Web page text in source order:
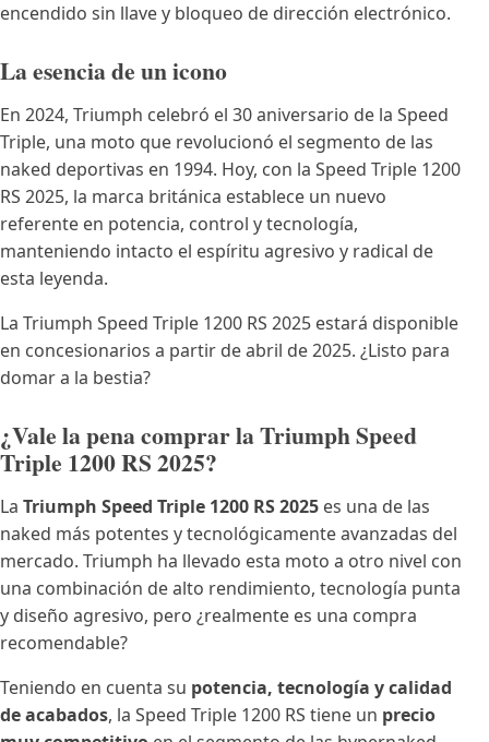
encendido sin llave y bloqueo de dirección electrónico.
La esencia de un icono
En 2024, Triumph celebró el 30 aniversario de la Speed
Triple, una moto que revolucionó el segmento de las
naked deportivas en 1994. Hoy, con la Speed Triple 1200
RS 2025, la marca británica establece un nuevo
referente en potencia, control y tecnología,
manteniendo intacto el espíritu agresivo y radical de
esta leyenda.
La Triumph Speed Triple 1200 RS 2025 estará disponible
en concesionarios a partir de abril de 2025. ¿Listo para
domar a la bestia?
¿Vale la pena comprar la Triumph Speed
Triple 1200 RS 2025?
La Triumph Speed Triple 1200 RS 2025 es una de las
naked más potentes y tecnológicamente avanzadas del
mercado. Triumph ha llevado esta moto a otro nivel con
una combinación de alto rendimiento, tecnología punta
y diseño agresivo, pero ¿realmente es una compra
recomendable?
Teniendo en cuenta su potencia, tecnología y calidad
de acabados, la Speed Triple 1200 RS tiene un precio